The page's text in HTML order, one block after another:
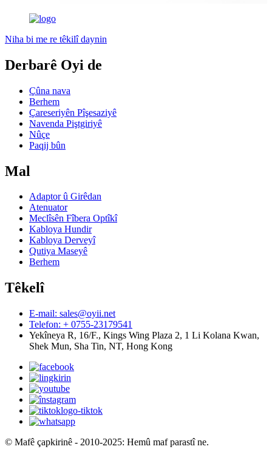
Niha bi me re têkilî daynin
Derbarê Oyi de
Çûna nava
Berhem
Çareseriyên Pîşesaziyê
Navenda Piştgiriyê
Nûçe
Paqij bûn
Mal
Adaptor û Girêdan
Atenuator
Meclîsên Fîbera Optîkî
Kabloya Hundir
Kabloya Derveyî
Qutiya Maseyê
Berhem
Têkelî
E-mail: sales@oyii.net
Telefon: + 0755-23179541
Yekîneya R, 16/F., Kings Wing Plaza 2, 1 Li Kolana Kwan,
Shek Mun, Sha Tin, NT, Hong Kong
© Mafê çapkirinê - 2010-2025: Hemû maf parastî ne.